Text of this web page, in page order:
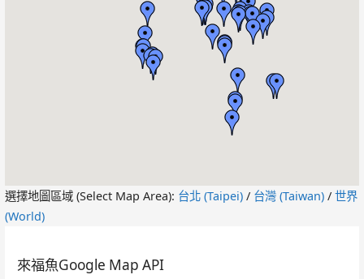
選擇地圖區域 (Select Map Area): 台北 (Taipei) / 台灣 (Taiwan) /世界
(World)
來福魚Google Map API